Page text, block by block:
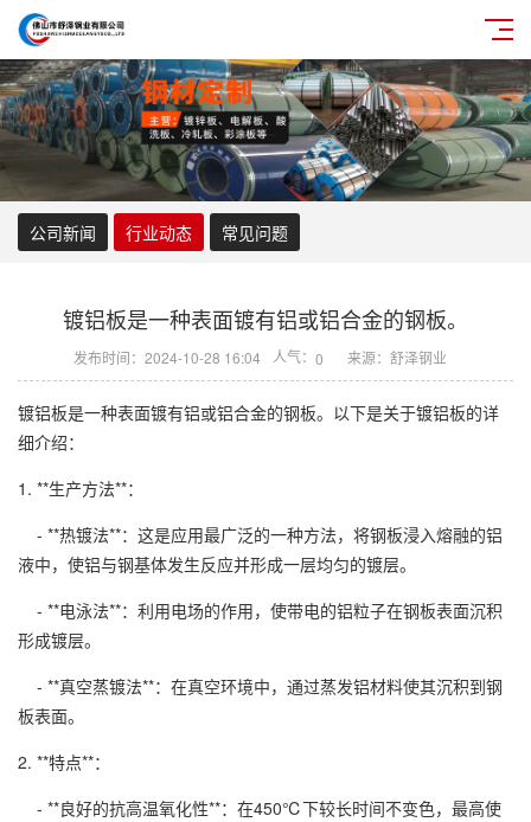
公司新闻 行业动态 常见问题
镀铝板是一种表面镀有铝或铝合金的钢板。
发布时间：2024-10-28 16:04 人气： 0 来源：舒泽钢业
镀铝板是一种表面镀有铝或铝合金的钢板。以下是关于镀铝板的详
细介绍：
1. **生产方法**：
- **热镀法**：这是应用最广泛的一种方法，将钢板浸入熔融的铝
液中，使铝与钢基体发生反应并形成一层均匀的镀层。
- **电泳法**：利用电场的作用，使带电的铝粒子在钢板表面沉积
形成镀层。
- **真空蒸镀法**：在真空环境中，通过蒸发铝材料使其沉积到钢
板表面。
2. **特点**：
- **良好的抗高温氧化性**：在450℃下较长时间不变色，最高使